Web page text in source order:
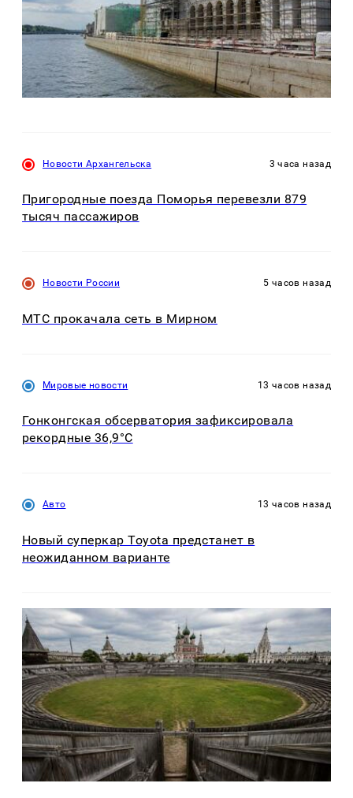
Новости Архангельска 3 часа назад
Пригородные поезда Поморья перевезли 879
тысяч пассажиров
Новости России 5 часов назад
МТС прокачала сеть в Мирном
Мировые новости 13 часов назад
Гонконгская обсерватория зафиксировала
рекордные 36,9°C
Авто 13 часов назад
Новый суперкар Toyota предстанет в
неожиданном варианте